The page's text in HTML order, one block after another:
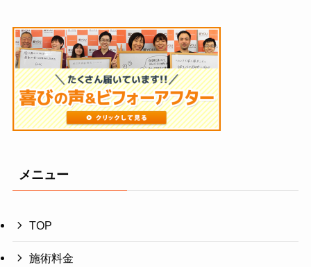
r
n
a
t
i
v
e
メニュー
TOP
施術料金